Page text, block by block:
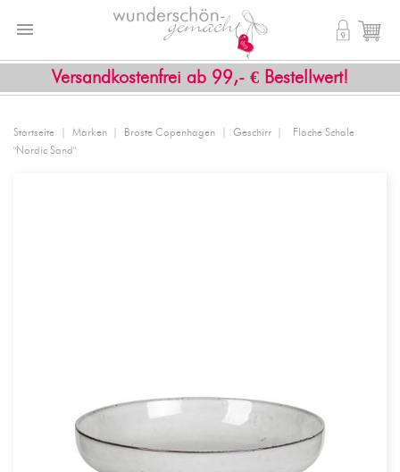
Versandkostenfrei ab 99,- € Bestellwert!
 shopping_cart

Startseite Marken Broste Copenhagen Geschirr
Flache Schale
"Nordic Sand"